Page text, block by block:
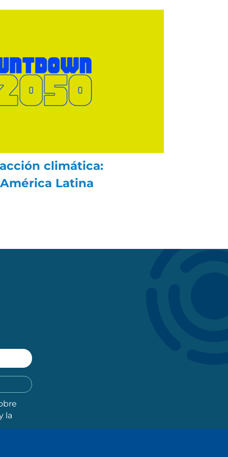
climática:
Latina
la